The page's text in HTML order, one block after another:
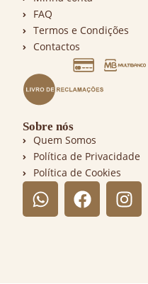
FAQ
Termos e Condições
Contactos
Sobre nós
Quem Somos
Política de Privacidade
Política de Cookies